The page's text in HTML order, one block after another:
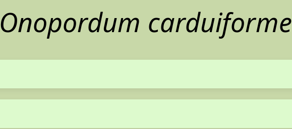
Onopordum carduiforme